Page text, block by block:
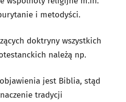
i metodyści.
doktryny wszystkich
należą np.
jest Biblia, stąd
tradycji